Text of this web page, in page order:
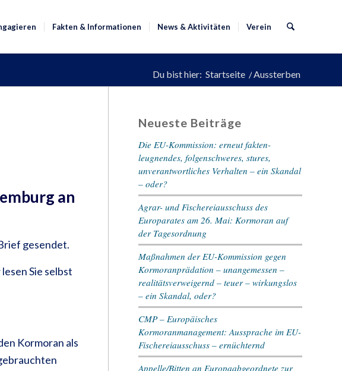
Fakten & Informationen News & Aktivitäten Verein
Du bist hier: Startseite /Aussterben
an
gesendet.
Sie selbst
Kormoran als
Neueste Beiträge
Die EU-Kommission: erneut fakten-
leugnendes, folgenschweres, stures,
unverantwortliches Verhalten – ein Skandal
– oder?
Agrar- und Fischereiausschuss des
Europarates am 26. Mai: Kormoran auf
der Tagesordnung
Maßnahmen der EU-Kommission gegen
Kormoranprädation – unangemessen –
realitätsverweigernd – teuer – wirkungslos
– ein Skandal, oder?
CMP – Europäisches
Kormoranmanagement: Aussprache im EU-
Fischereiausschuss – ernüchternd
Appelle/Bitten an Europaabgeordnete zur